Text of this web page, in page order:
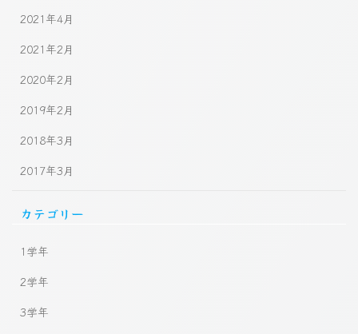
2021年4月
2021年2月
2020年2月
2019年2月
2018年3月
2017年3月
カテゴリー
1学年
2学年
3学年